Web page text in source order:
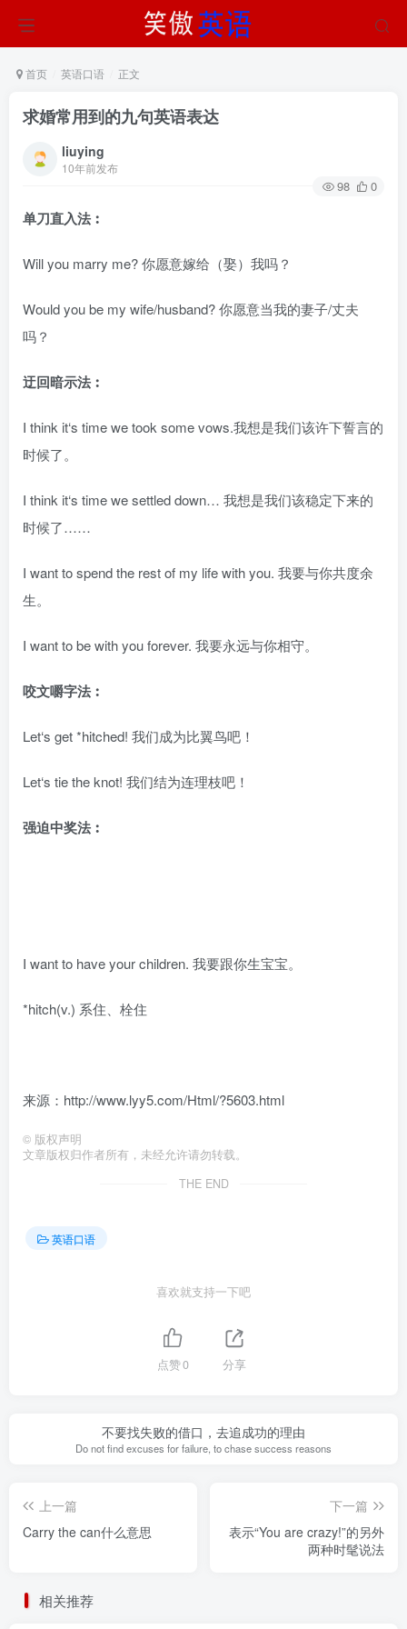
首页 英语口语 正文
求婚常用到的九句英语表达
liuying
10年前发布
98 0
单刀直入法︰
Will you marry me? 你愿意嫁给（娶）我吗？
Would you be my wife/husband? 你愿意当我的妻子/丈夫
吗？
迂回暗示法︰
I think it‘s time we took some vows.我想是我们该许下誓言的
时候了。
I think it‘s time we settled down… 我想是我们该稳定下来的
时候了……
I want to spend the rest of my life with you. 我要与你共度余
生。
I want to be with you forever. 我要永远与你相守。
咬文嚼字法︰
Let‘s get *hitched! 我们成为比翼鸟吧！
Let‘s tie the knot! 我们结为连理枝吧！
强迫中奖法︰
I want to have your children. 我要跟你生宝宝。
*hitch(v.) 系住、栓住
来源：http://www.lyy5.com/Html/?5603.html
© 版权声明
文章版权归作者所有，未经允许请勿转载。
THE END
英语口语
喜欢就支持一下吧
点赞0 分享
不要找失败的借口，去追成功的理由
Do not find excuses for failure, to chase success reasons
上一篇
Carry the can什么意思
下一篇
表示“You are crazy!”的另外
两种时髦说法
相关推荐